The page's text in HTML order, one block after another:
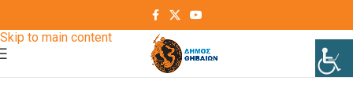
Skip to main content